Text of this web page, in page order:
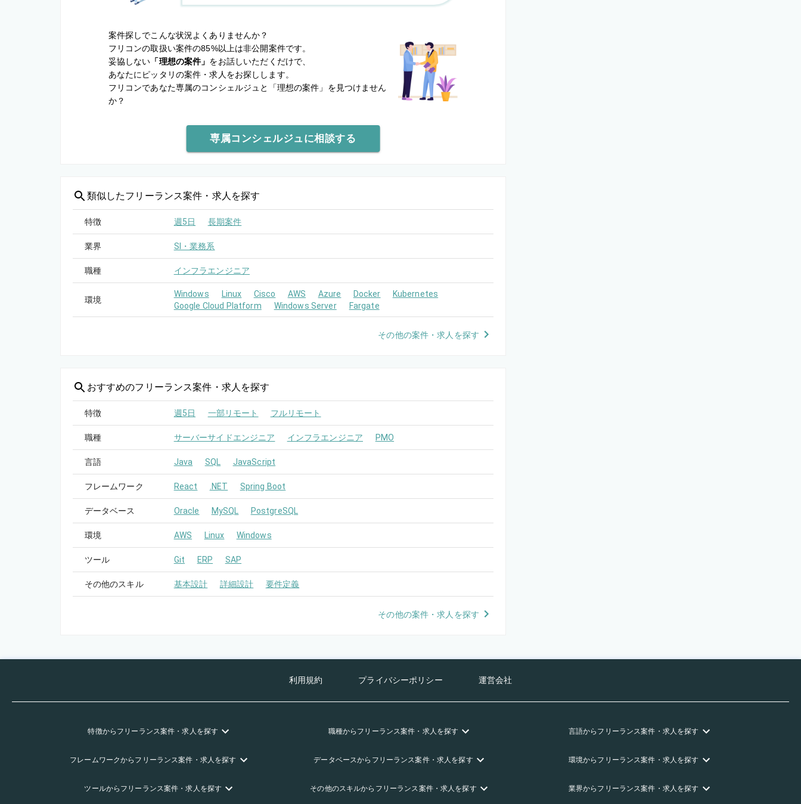
案件探しでこんな状況よくありませんか？
フリコンの取扱い案件の85%以上は非公開案件です。
妥協しない 「理想の案件」 をお話しいただくだけで、
あなたにピッタリの案件・求人をお探しします。
フリコンであなた専属のコンシェルジュと
「理想の案件」を見つけません
か？
専属コンシェルジュに相談する
類似したフリーランス案件・求人を探す
特徴 週5日 長期案件
業界 SI・業務系
職種 インフラエンジニア
環境
Windows Linux Cisco AWS Azure Docker
Kubernetes
Google Cloud Platform
Windows Server Fargate
その他の案件・求人を探す
おすすめのフリーランス案件・求人を探す
特徴 週5日 一部リモート フルリモート
職種 サーバーサイドエンジニア インフラエンジニア PMO
言語 Java SQL JavaScript
フレームワーク React .NET Spring Boot
データベース Oracle MySQL PostgreSQL
環境 AWS Linux Windows
ツール Git ERP SAP
その他のスキル 基本設計 詳細設計 要件定義
その他の案件・求人を探す
利用規約 プライバシーポリシー 運営会社
特徴からフリーランス案件・求人を探す 職種からフリーランス案件・求人を探す 言語からフリーランス案件・求人を探す
フレームワークからフリーランス案件・求人を探す データベースからフリーランス案件・求人を探す 環境からフリーランス案件・求人を探す
ツールからフリーランス案件・求人を探す その他のスキルからフリーランス案件・求人を探す 業界からフリーランス案件・求人を探す